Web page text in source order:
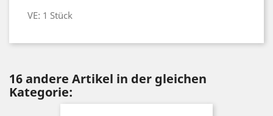
VE: 1 Stück
16 andere Artikel in der gleichen
Kategorie: